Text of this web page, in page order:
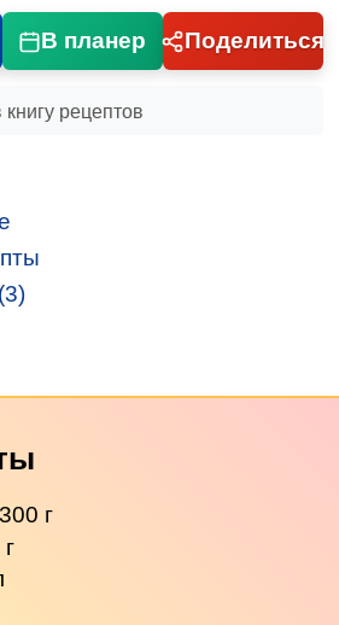
В планер Поделиться
рецептов
г